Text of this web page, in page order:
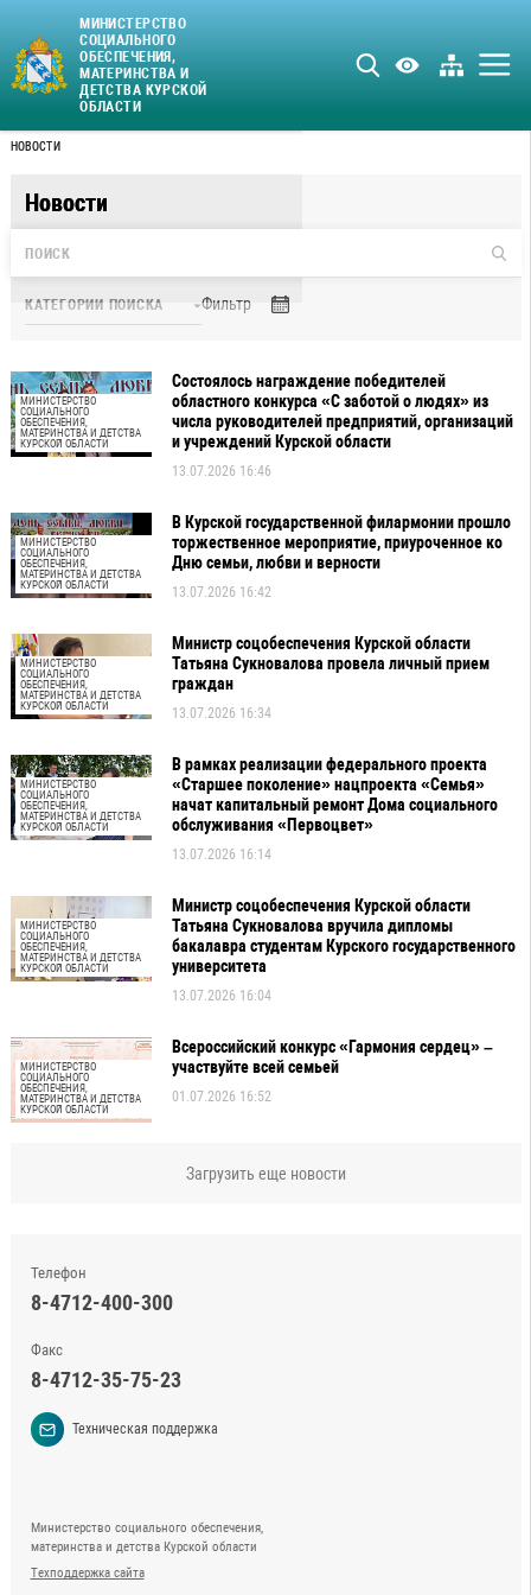
МИНИСТЕРСТВО
СОЦИАЛЬНОГО
ОБЕСПЕЧЕНИЯ,
МАТЕРИНСТВА И
ДЕТСТВА КУРСКОЙ
ОБЛАСТИ
НОВОСТИ
Новости
Фильтр
МИНИСТЕРСТВО
СОЦИАЛЬНОГО
ОБЕСПЕЧЕНИЯ,
МАТЕРИНСТВА И ДЕТСТВА
КУРСКОЙ ОБЛАСТИ
Состоялось награждение победителей
областного конкурса «С заботой о людях» из
числа руководителей предприятий, организаций
и учреждений Курской области
13.07.2026 16:46
МИНИСТЕРСТВО
СОЦИАЛЬНОГО
ОБЕСПЕЧЕНИЯ,
МАТЕРИНСТВА И ДЕТСТВА
КУРСКОЙ ОБЛАСТИ
В Курской государственной филармонии прошло
торжественное мероприятие, приуроченное ко
Дню семьи, любви и верности
13.07.2026 16:42
МИНИСТЕРСТВО
СОЦИАЛЬНОГО
ОБЕСПЕЧЕНИЯ,
МАТЕРИНСТВА И ДЕТСТВА
КУРСКОЙ ОБЛАСТИ
Министр соцобеспечения Курской области
Татьяна Сукновалова провела личный прием
граждан
13.07.2026 16:34
МИНИСТЕРСТВО
СОЦИАЛЬНОГО
ОБЕСПЕЧЕНИЯ,
МАТЕРИНСТВА И ДЕТСТВА
КУРСКОЙ ОБЛАСТИ
В рамках реализации федерального проекта
«Старшее поколение» нацпроекта «Семья»
начат капитальный ремонт Дома социального
обслуживания «Первоцвет»
13.07.2026 16:14
МИНИСТЕРСТВО
СОЦИАЛЬНОГО
ОБЕСПЕЧЕНИЯ,
МАТЕРИНСТВА И ДЕТСТВА
КУРСКОЙ ОБЛАСТИ
Министр соцобеспечения Курской области
Татьяна Сукновалова вручила дипломы
бакалавра студентам Курского государственного
университета
13.07.2026 16:04
МИНИСТЕРСТВО
СОЦИАЛЬНОГО
ОБЕСПЕЧЕНИЯ,
МАТЕРИНСТВА И ДЕТСТВА
КУРСКОЙ ОБЛАСТИ
Всероссийский конкурс «Гармония сердец» –
участвуйте всей семьей
01.07.2026 16:52
Загрузить еще новости
Телефон
8-4712-400-300
Факс
8-4712-35-75-23
Техническая поддержка
Министерство социального обеспечения,
материнства и детства Курской области
Техподдержка сайта